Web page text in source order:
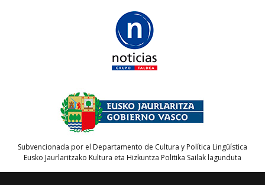
Subvencionada por el Departamento de Cultura y Política Lingüística
Eusko Jaurlaritzako Kultura eta Hizkuntza Politika Sailak lagunduta